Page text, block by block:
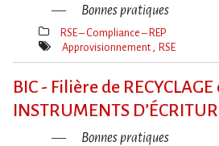
Bonnes pratiques
Thèmes(s)
RSE – Compliance – REP
Mot(s)-
Approvisionnement RSE
BIC - Filière de RECYCLAGE
INSTRUMENTS
Bonnes pratiques